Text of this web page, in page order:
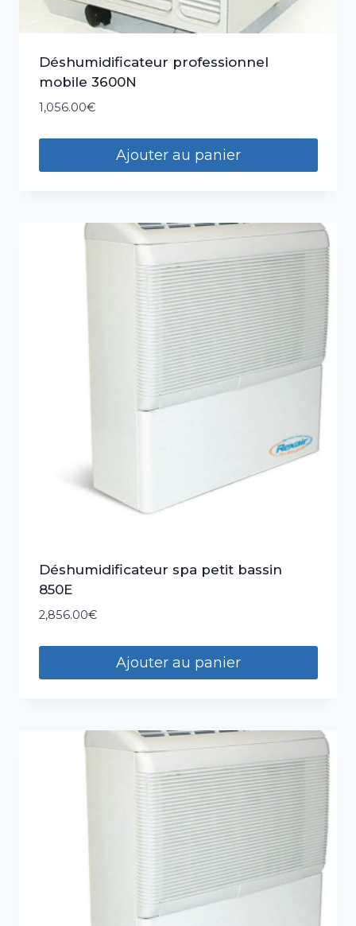
Déshumidificateur professionnel
mobile 3600N
1,056.00€
Ajouter au panier
Déshumidificateur spa petit bassin
850E
2,856.00€
Ajouter au panier